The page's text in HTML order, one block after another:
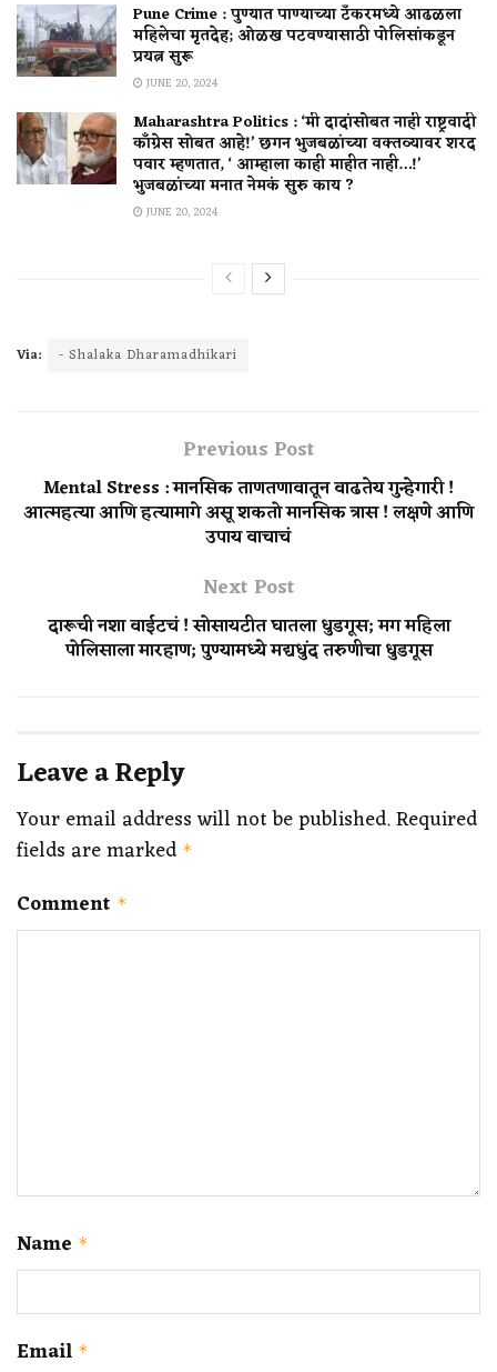
Pune Crime : पुण्यात पाण्याच्या टँकरमध्ये आढळला
महिलेचा मृतदेह; ओळख पटवण्यासाठी पोलिसांकडून
प्रयत्न सुरू
JUNE 20, 2024
Maharashtra Politics : ‘मी दादांसोबत नाही राष्ट्रवादी
काँग्रेस सोबत आहे!’ छगन भुजबळांच्या वक्तव्यावर शरद
पवार म्हणतात, ‘ आम्हाला काही माहीत नाही…!’
भुजबळांच्या मनात नेमकं सुरु काय ?
JUNE 20, 2024
Via: - Shalaka Dharamadhikari
Previous Post
Mental Stress : मानसिक ताणतणावातून वाढतेय गुन्हेगारी !
आत्महत्या आणि हत्यामागे असू शकतो मानसिक त्रास ! लक्षणे आणि
उपाय वाचाचं
Next Post
दारूची नशा वाईटचं ! सोसायटीत घातला धुडगूस; मग महिला
पोलिसाला मारहाण; पुण्यामध्ये मद्यधुंद तरुणीचा धुडगूस
Leave a Reply
Your email address will not be published.Required
fields are marked *
Comment *
Name *
Email *